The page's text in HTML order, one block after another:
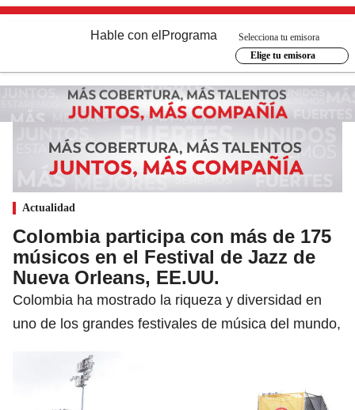
Hable con el Programa
Selecciona tu emisora
Elige tu emisora
Actualidad
Colombia participa con más de 175
músicos en el Festival de Jazz de
Nueva Orleans, EE.UU.
Colombia ha mostrado la riqueza y diversidad en
uno de los grandes festivales de música del mundo,